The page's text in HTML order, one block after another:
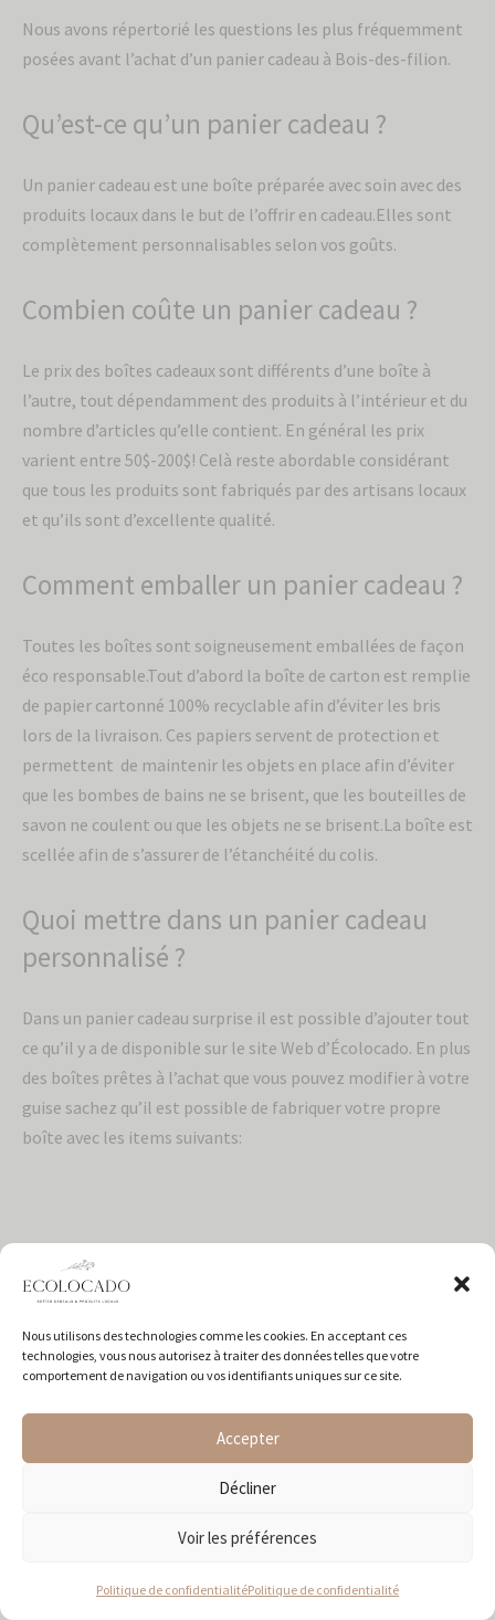
Nous utilisons des technologies comme les cookies. En acceptant ces
technologies, vous nous autorisez à traiter des données telles que votre
comportement de navigation ou vos identifiants uniques sur ce site.
Accepter
Décliner
Voir les préférences
Politique de confidentialitéPolitique de confidentialité
Nous avons répertorié les questions les plus fréquemment
posées avant l’achat d’un panier cadeau à Bois-des-filion.
Qu’est-ce qu’un panier cadeau ?
Un panier cadeau est une boîte préparée avec soin avec des
produits locaux dans le but de l’offrir en cadeau.Elles sont
complètement personnalisables selon vos goûts.
Combien coûte un panier cadeau ?
Le prix des boîtes cadeaux sont différents d’une boîte à
l’autre, tout dépendamment des produits à l’intérieur et du
nombre d’articles qu’elle contient. En général les prix
varient entre 50$-200$! Celà reste abordable considérant
que tous les produits sont fabriqués par des artisans locaux
et qu’ils sont d’excellente qualité.
Comment emballer un panier cadeau ?
Toutes les boîtes sont soigneusement emballées de façon
éco responsable.Tout d’abord la boîte de carton est remplie
de papier cartonné 100% recyclable afin d’éviter les bris
lors de la livraison. Ces papiers servent de protection et
permettent de maintenir les objets en place afin d’éviter
que les bombes de bains ne se brisent, que les bouteilles de
savon ne coulent ou que les objets ne se brisent.La boîte est
scellée afin de s’assurer de l’étanchéité du colis.
Quoi mettre dans un panier cadeau
personnalisé ?
Dans un panier cadeau surprise il est possible d’ajouter tout
ce qu’il y a de disponible sur le site Web d’Écolocado. En plus
des boîtes prêtes à l’achat que vous pouvez modifier à votre
guise sachez qu’il est possible de fabriquer votre propre
boîte avec les items suivants:
Bombe de bains
Savon en barre
Gel douche
Lotion pour les mains